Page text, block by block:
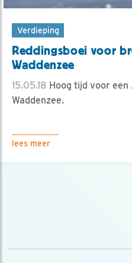
Verdieping
Reddingsboei voor
Waddenzee
15.05.18 Hoog tijd voor
Waddenzee.
lees meer